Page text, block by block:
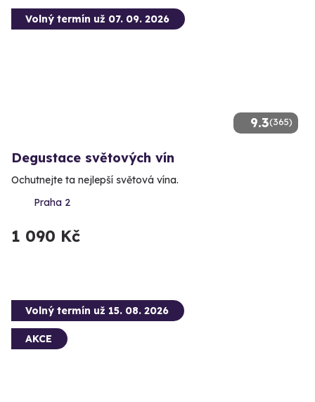
9.3(365)
Volný termín už 07. 09. 2026
Degustace světových vín
Ochutnejte ta nejlepší světová vína.
Praha 2
1 090 Kč
Volný termín už 15. 08. 2026
AKCE